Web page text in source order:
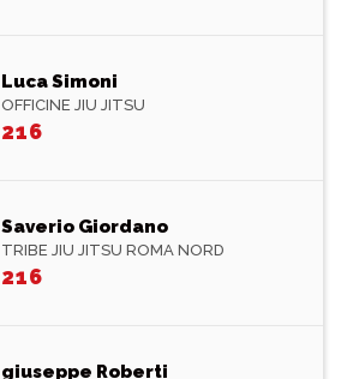
Luca Simoni
OFFICINE JIU JITSU
216
Saverio Giordano
TRIBE JIU JITSU ROMA NORD
216
giuseppe Roberti